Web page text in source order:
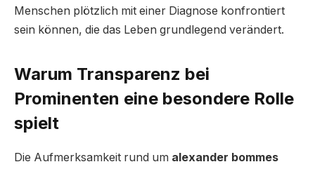
Menschen plötzlich mit einer Diagnose konfrontiert
sein können, die das Leben grundlegend verändert.
Warum Transparenz bei
Prominenten eine besondere Rolle
spielt
Die Aufmerksamkeit rund um alexander bommes